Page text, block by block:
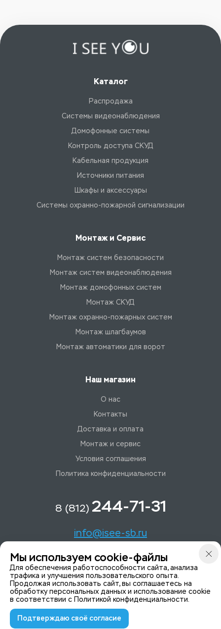
Каталог
Распродажа
Системы видеонаблюдения
Домофонные системы
Контроль доступа СКУД
Кабельная продукция
Источники питания
Шкафы и аксессуары
Системы охранно-пожарной сигнализации
Монтаж и Сервис
Монтаж систем безопасности
Монтаж систем видеонаблюдения
Монтаж домофонных систем
Монтаж СКУД
Монтаж охранно-пожарных систем
Монтаж шлагбаумов
Монтаж автоматики для ворот
Наш магазин
О нас
Контакты
Доставка и оплата
Монтаж и сервис
Условия соглашения
Политика конфиденциальности
8 (812) 244-71-31
info@isee-sb.ru
Светлановский пр-кт, д. 70, корп. 1
Мы в Telegam
© 2015-2026 ISeeYou - системы безопасности
Мы используем cookie-файлы
Для обеспечения работоспособности сайта, анализа
трафика и улучшения пользовательского опыта.
Продолжая использовать сайт, вы соглашаетесь на
обработку персональных данных и использование cookie
в соответствии с Политикой конфиденциальности.
Подтверждаю своё согласие